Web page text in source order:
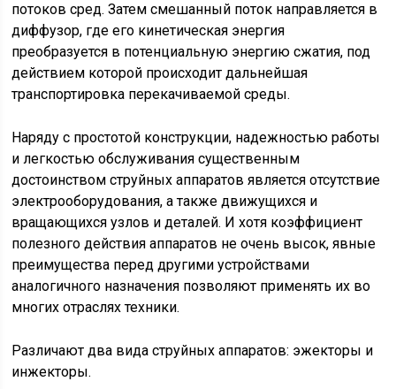
потоков сред. Затем смешанный поток направляется в
диффузор, где его кинетическая энергия
преобразуется в потенциальную энергию сжатия, под
действием которой происходит дальнейшая
транспортировка перекачиваемой среды.
Наряду с простотой конструкции, надежностью работы
и легкостью обслуживания существенным
достоинством струйных аппаратов является отсутствие
электрооборудования, а также движущихся и
вращающихся узлов и деталей. И хотя коэффициент
полезного действия аппаратов не очень высок, явные
преимущества перед другими устройствами
аналогичного назначения позволяют применять их во
многих отраслях техники.
Различают два вида струйных аппаратов: эжекторы и
инжекторы.